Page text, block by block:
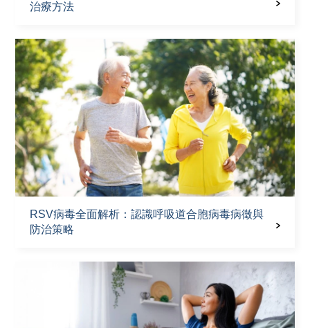
治療方法
RSV病毒全面解析：認識呼吸道合胞病毒病徵與
防治策略